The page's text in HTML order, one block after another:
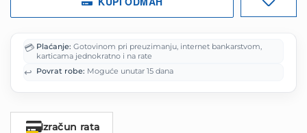
💳 Plaćanje: Gotovinom pri preuzimanju, internet bankarstvom,
karticama jednokratno i na rate
↩️ Povrat robe: Moguće unutar 15 dana
Izračun rata